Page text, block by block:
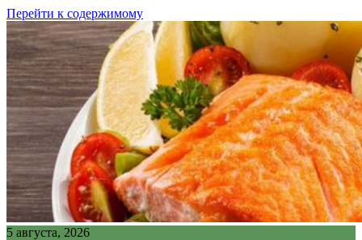
Перейти к содержимому
5 августа, 2026